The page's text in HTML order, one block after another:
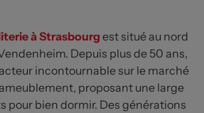
à Strasbourgest situé au nord
Depuis plus de 50 ans,
incontournable sur le marché
proposant une large
pour bien dormir. Des générations